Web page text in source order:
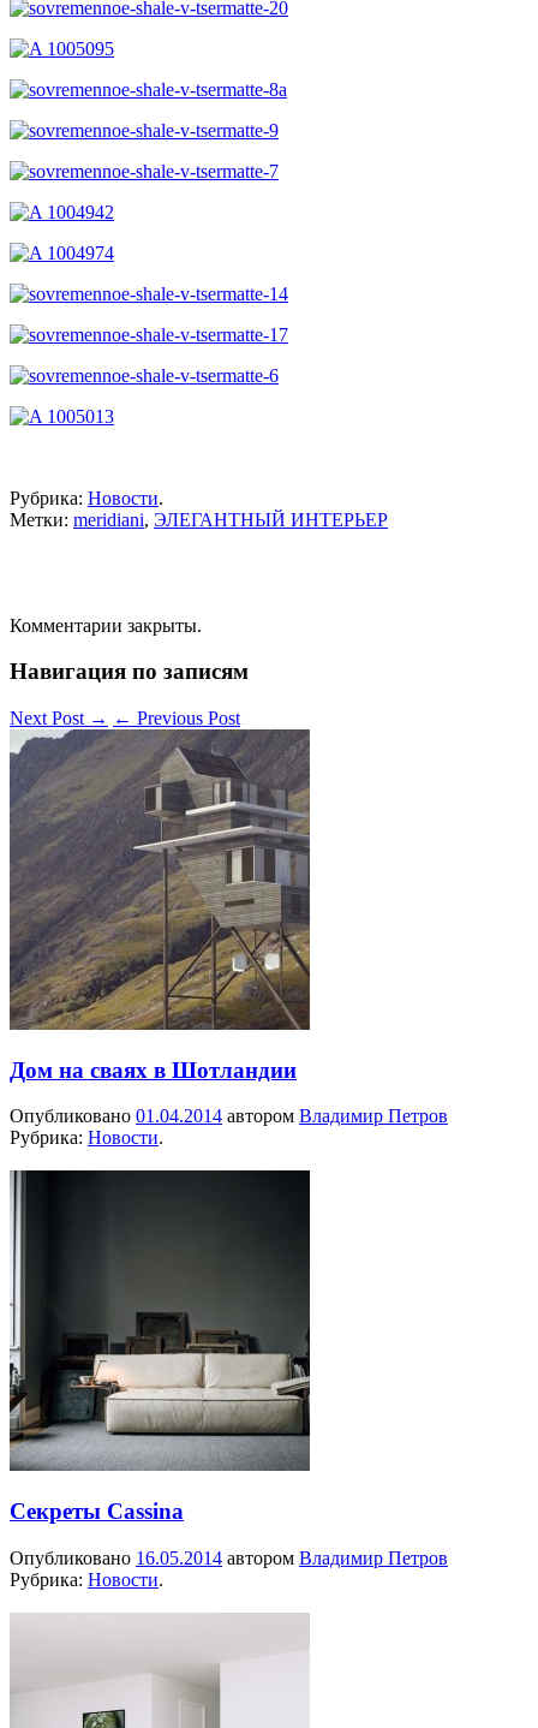
Рубрика: Новости.
Метки: meridiani, ЭЛЕГАНТНЫЙ ИНТЕРЬЕР
Комментарии закрыты.
Навигация по записям
Next Post → ← Previous Post
Дом на сваях в Шотландии
Опубликовано 01.04.2014 автором Владимир Петров
Рубрика: Новости.
Секреты Cassina
Опубликовано 16.05.2014 автором Владимир Петров
Рубрика: Новости.